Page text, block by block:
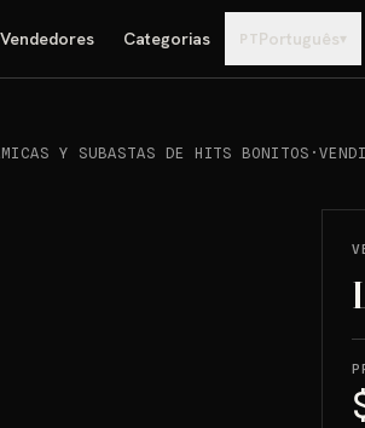
Vendedores Categorias PTPortuguês▾
Y SUBASTAS DE HITS BONITOS ·